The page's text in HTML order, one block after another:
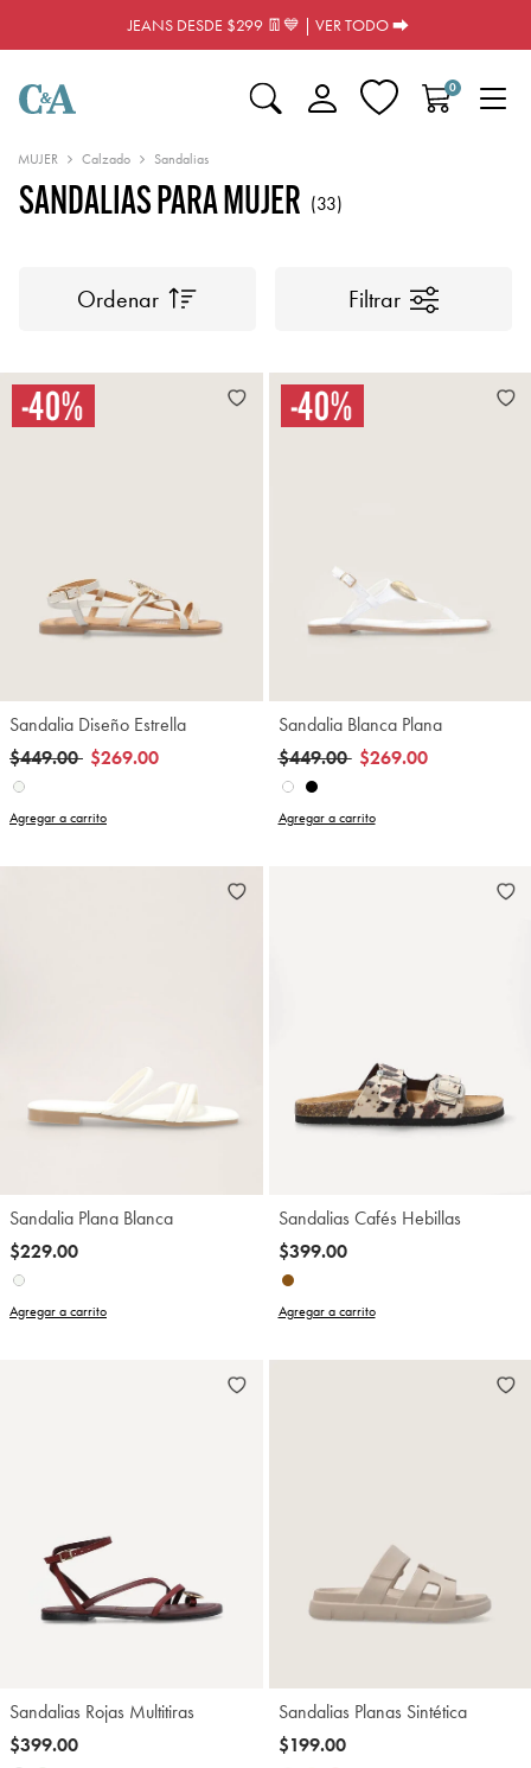
JEANS DESDE $299 👖💙 | VER TODO ⮕
0
MUJER Calzado Sandalias
SANDALIAS PARA MUJER (33)
Ordenar Filtrar
Sandalia Diseño Estrella
Precio reducido de
$449.00a$269.00
Agregar a carrito
Sandalia Blanca Plana
Precio reducido de
$449.00a$269.00
Agregar a carrito
Sandalia Plana Blanca
$229.00
Agregar a carrito
Sandalias Cafés Hebillas
$399.00
Agregar a carrito
Sandalias Rojas Multitiras
$399.00
Sandalias Planas Sintética
$199.00